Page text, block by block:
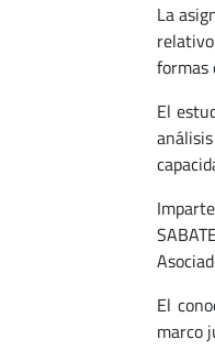
La
formas
El
El
marco